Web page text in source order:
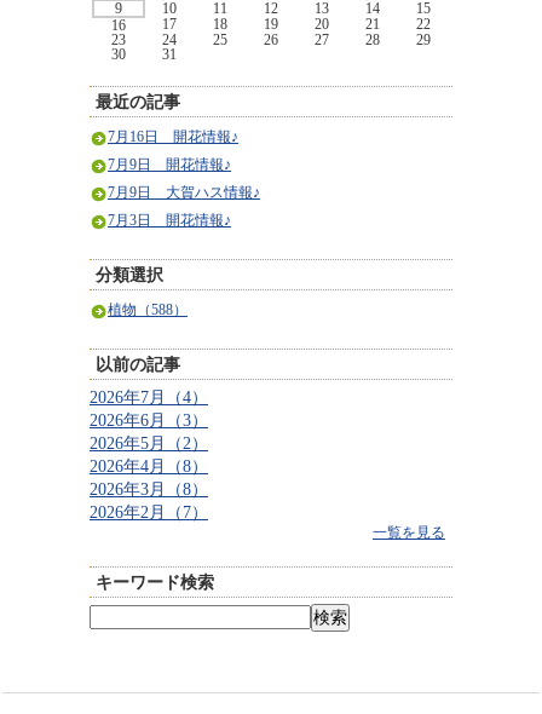
9
10 11 12 13 14
15
16
17 18 19 20 21
22
23
24 25 26 27 28
29
30
31
最近の記事
7月16日 開花情報♪
7月9日 開花情報♪
7月9日 大賀ハス情報♪
7月3日 開花情報♪
分類選択
植物（588）
以前の記事
2026年7月（4）
2026年6月（3）
2026年5月（2）
2026年4月（8）
2026年3月（8）
2026年2月（7）
一覧を見る
キーワード検索